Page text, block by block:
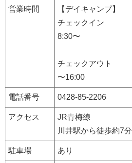
営業時間
【デイキャンプ】
チェックイン
8:30〜
チェックアウト
〜16:00
電話番号 0428-85-2206
アクセス
JR青梅線
川井駅から徒歩約7分
駐車場 あり